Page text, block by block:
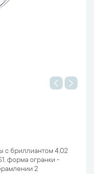
с бриллиантом 4,02
форма огранки -
2